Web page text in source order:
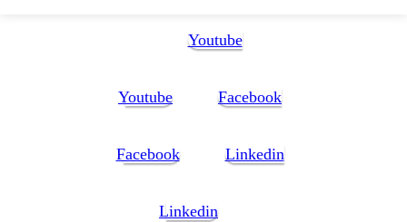
Youtube
Youtube Facebook
Facebook Linkedin
Linkedin